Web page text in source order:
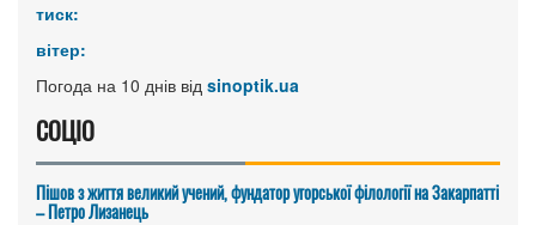
тиск:
вітер:
Погода на 10 днів від sinoptik.ua
СОЦІО
Пішов з життя великий учений, фундатор угорської філології на Закарпатті
– Петро Лизанець